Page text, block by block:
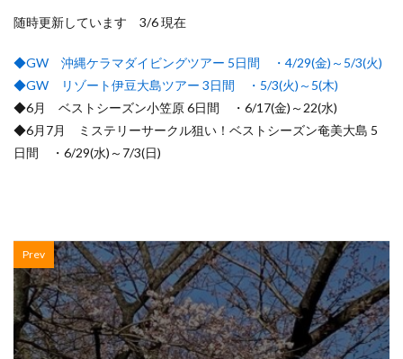
随時更新しています 3/6 現在
◆GW 沖縄ケラマダイビングツアー 5日間 ・4/29(金)～5/3(火)
◆GW リゾート伊豆大島ツアー 3日間 ・5/3(火)～5(木)
◆6月 ベストシーズン小笠原 6日間 ・6/17(金)～22(水)
◆6月7月 ミステリーサークル狙い！ベストシーズン奄美大島 5
日間 ・6/29(水)～7/3(日)
Prev